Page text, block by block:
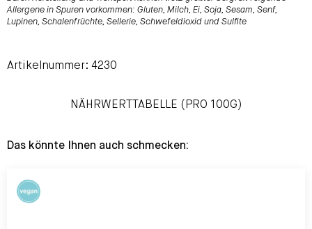
Allergene in Spuren vorkommen: Gluten, Milch, Ei, Soja, Sesam, Senf,
Lupinen, Schalenfrüchte, Sellerie, Schwefeldioxid und Sulfite
Artikelnummer: 4230
NÄHRWERTTABELLE (PRO 100G)
Das könnte Ihnen auch schmecken: